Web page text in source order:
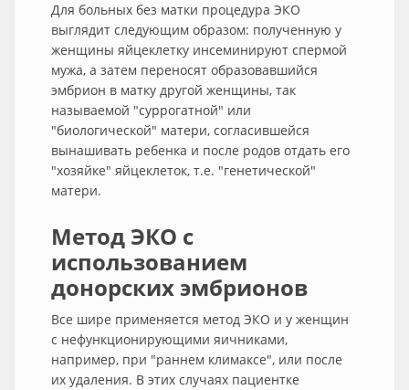
Для больных без матки процедура ЭКО
выглядит следующим образом: полученную у
женщины яйцеклетку инсеминируют спермой
мужа, а затем переносят образовавшийся
эмбрион в матку другой женщины, так
называемой "суррогатной" или
"биологической" матери, согласившейся
вынашивать ребенка и после родов отдать его
"хозяйке" яйцеклеток, т.е. "генетической"
матери.
Метод ЭКО с
использованием
донорских эмбрионов
Все шире применяется метод ЭКО и у женщин
с нефункционирующими яичниками,
например, при "раннем климаксе", или после
их удаления. В этих случаях пациентке